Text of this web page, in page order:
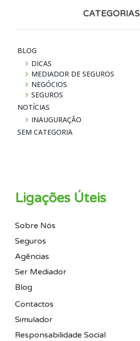
CATEGORIAS
BLOG
DICAS
MEDIADOR DE SEGUROS
NEGÓCIOS
SEGUROS
NOTÍ­CIAS
INAUGURAÇÃO
SEM CATEGORIA
Ligações Úteis
Sobre Nós
Seguros
Agências
Ser Mediador
Blog
Contactos
Simulador
Responsabilidade Social